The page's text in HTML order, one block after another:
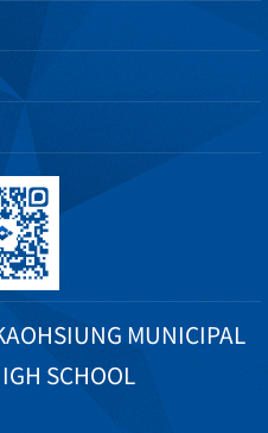
MUNICIPAL
SCHOOL